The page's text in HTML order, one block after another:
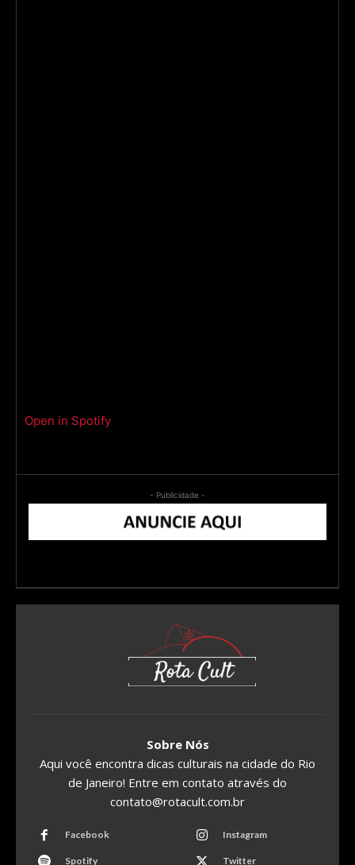
Open in Spotify
- Publicidade -
Sobre Nós
Aqui você encontra dicas culturais na cidade do Rio
de Janeiro! Entre em contato através do
contato@rotacult.com.br
Facebook Instagram
Spotify Twitter